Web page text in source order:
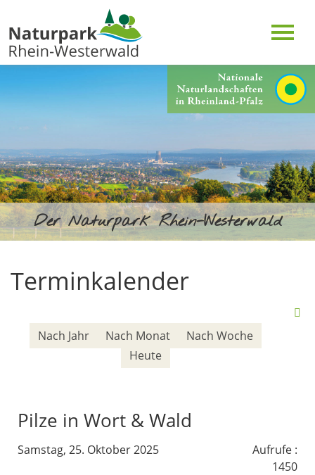
Der Naturpark Rhein-Westerwald
Terminkalender
Nach Jahr Nach Monat
Nach Woche
Heute
Pilze in Wort & Wald
Samstag, 25. Oktober 2025 Aufrufe :
1450